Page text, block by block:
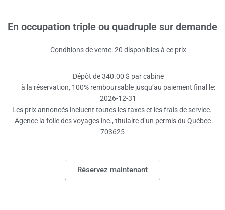
En occupation triple ou quadruple sur demande
Conditions de vente: 20 disponibles à ce prix
Dépôt de 340.00 $ par cabine
à la réservation, 100% remboursable jusqu’au paiement final le:
2026-12-31
Les prix annoncés incluent toutes les taxes et les frais de service.
Agence la folie des voyages inc., titulaire d’un permis du Québec
703625
Réservez maintenant